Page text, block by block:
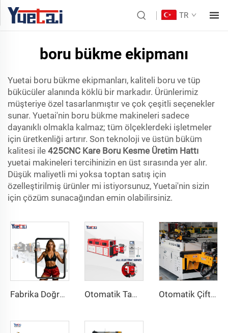
TR
boru bükme ekipmanı
Yuetai boru bükme ekipmanları, kaliteli boru ve tüp
bükücüler alanında köklü bir markadır. Ürünlerimiz
müşteriye özel tasarlanmıştır ve çok çeşitli seçenekler
sunar. Yuetai'nin boru bükme makineleri sadece
dayanıklı olmakla kalmaz; tüm ölçeklerdeki işletmeler
için üretkenliği artırır. Son teknoloji ve üstün büküm
kalitesi ile 425CNC Kare Boru Kesme Üretim Hattı
yuetai makineleri tercihinizin en üst sırasında yer alır.
Düşük maliyetli mi yoksa toptan satış için
özelleştirilmiş ürünler mi istiyorsunuz, Yuetai'nin sizin
için çözüm sunacağından emin olabilirsiniz.
Fabrika Doğrudan Satışlı Çift Başlıklı CNC Otomatik Hidrolik Boru Bükme Makinesi Karbon Çelik Boru Bükme Makinesi Otomatik Tam Elektrikli Döner İkili Yönlü CNC Serisi Metal Çelik Boru Bükme Makinesi Boru Bükme Makineleri Otomatik Çift Kollu Boru Bükme Makinesi CNC Aynı Anda 2 Yönlü Tüp Şekillendirme Sistemi Egzoz & Küpeşteler için Boru Bükme Makinesi